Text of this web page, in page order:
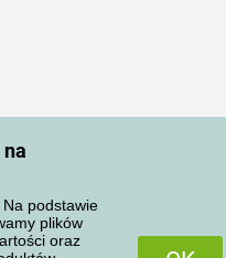
podstawie
plików
oraz